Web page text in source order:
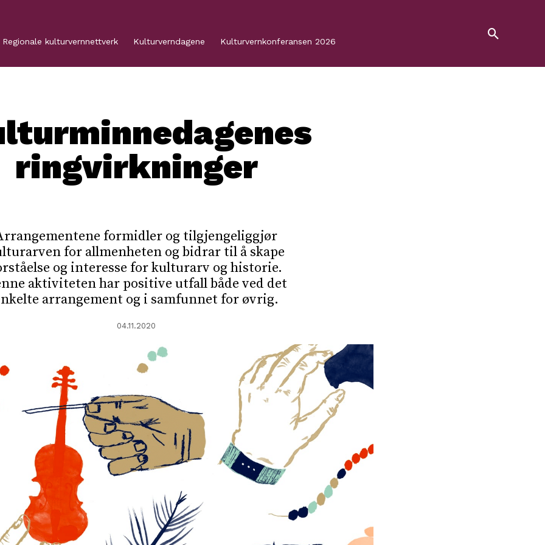
Regionale kulturvernnettverk Kulturverndagene Kulturvernkonferansen 2026
ringvirkninger
formidler og tilgjengeliggjør
for allmenheten og bidrar til å skape
og interesse for kulturarv og historie.
aktiviteten har positive utfall både ved det
arrangement og i samfunnet for øvrig.
04.11.2020